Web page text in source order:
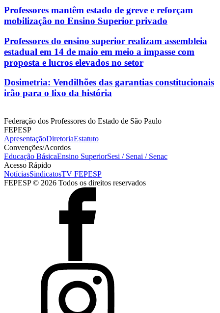
Professores mantêm estado de greve e reforçam
mobilização no Ensino Superior privado
Professores do ensino superior realizam assembleia
estadual em 14 de maio em meio a impasse com
proposta e lucros elevados no setor
Dosimetria: Vendilhões das garantias constitucionais
irão para o lixo da história
Federação dos Professores do Estado de São Paulo
FEPESP
ApresentaçãoDiretoriaEstatuto
Convenções/Acordos
Educação BásicaEnsino SuperiorSesi / Senai / Senac
Acesso Rápido
NotíciasSindicatosTV FEPESP
FEPESP © 2026 Todos os direitos reservados